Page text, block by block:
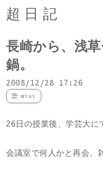
超日記
長崎から、浅
鍋。
2008/12/28 17:26
mixi
26日の授業後、学芸大に
会議室で何人かと再会。